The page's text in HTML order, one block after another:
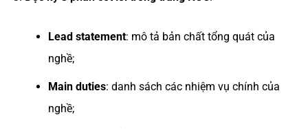
Lead statement: mô tả bản chất tổng quát của
nghề;
Main duties: danh sách các nhiệm vụ chính của
nghề;